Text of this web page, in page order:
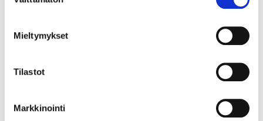
Mieltymykset
Tilastot
Markkinointi
Volym
300, 5252/00A01, W09, W19,
1366644, LB9A, 1026, 9P, B4,
L102, LB9A, LF9E, LB9A,